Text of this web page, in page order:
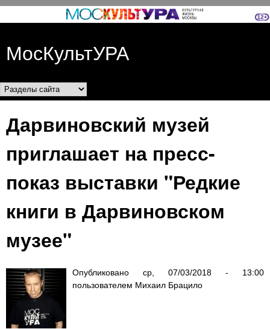
Перейти к основному
МосКультУРА
Разделы сайта
Дарвиновский музей
приглашает на пресс-
показ выставки "Редкие
книги в Дарвиновском
музее"
Опубликовано ср, 07/03/2018 - 13:00
пользователем Михаил Брацило